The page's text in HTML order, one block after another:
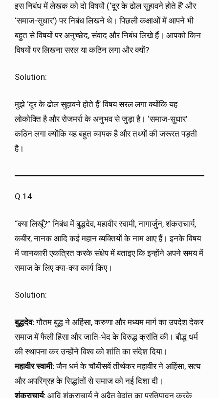
इस निबंध में लेखक को दो विषयों (‘दूर के ढोल सुहावने होते हैं’ और
‘समाज-सुधार’) पर निबंध लिखने थे। पिछली कक्षाओं में आपने भी
बहुत से विषयों पर अनुच्छेद, संवाद और निबंध लिखे हैं। आपको किन
विषयों पर लिखना सरल या कठिन लगा और क्यों?
Solution:
मुझे ‘दूर के ढोल सुहावने होते हैं’ विषय सरल लगा क्योंकि यह
लोकोक्ति है और रोजमर्रा के अनुभव से जुड़ा है। ‘समाज-सुधार’
कठिन लगा क्योंकि यह बहुत व्यापक है और तथ्यों की जरूरत पड़ती
है।
Q.14:
“क्या लिखूँ?” निबंध में बुद्धदेव, महावीर स्वामी, नागार्जुन, शंकराचार्य,
कबीर, नानक आदि कई महान व्यक्तियों के नाम आए हैं। इनके विषय
में जानकारी एकत्रित करके संक्षेप में बताइए कि इन्होंने अपने समय में
समाज के लिए क्या-क्या कार्य किए।
Solution:
बुद्धदेव:गौतम बुद्ध ने अहिंसा, करुणा और मध्यम मार्ग का उपदेश देकर
समाज में फैली हिंसा और जाति-भेद के विरुद्ध क्रांति की। बौद्ध धर्म
की स्थापना कर उन्होंने विश्व को शांति का संदेश दिया।
महावीर स्वामी:जैन धर्म के चौबीसवें तीर्थंकर महावीर ने अहिंसा, सत्य
और अपरिग्रह के सिद्धांतों से समाज को नई दिशा दी।
शंकराचार्य: आदि शंकराचार्य ने अद्वैत वेदांत का प्रतिपादन करके